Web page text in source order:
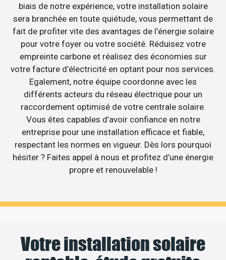
biais de notre expérience, votre installation solaire
sera branchée en toute quiétude, vous permettant de
fait de profiter vite des avantages de l’énergie solaire
pour votre foyer ou votre société. Réduisez votre
empreinte carbone et réalisez des économies sur
votre facture d’électricité en optant pour nos services.
Egalement, notre équipe coordonne avec les
différents acteurs du réseau électrique pour un
raccordement optimisé de votre centrale solaire.
Vous êtes capables d’avoir confiance en notre
entreprise pour une installation efficace et fiable,
respectant les normes en vigueur. Dès lors pourquoi
hésiter ? Faites appel à nous et profitez d’une énergie
propre et renouvelable !
Votre installation solaire